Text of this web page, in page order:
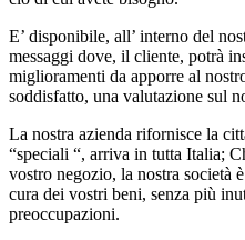
E’ disponibile, all’ interno del
messaggi dove, il cliente, potrà
miglioramenti da apporre al
soddisfatto, una valutazione sul
La nostra azienda rifornisce la
“speciali “, arriva in tutta Italia;
vostro negozio, la nostra società
cura dei vostri beni, senza più
preoccupazioni.